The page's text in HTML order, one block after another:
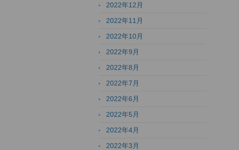
2022年12月
2022年11月
2022年10月
2022年9月
2022年8月
2022年7月
2022年6月
2022年5月
2022年4月
2022年3月